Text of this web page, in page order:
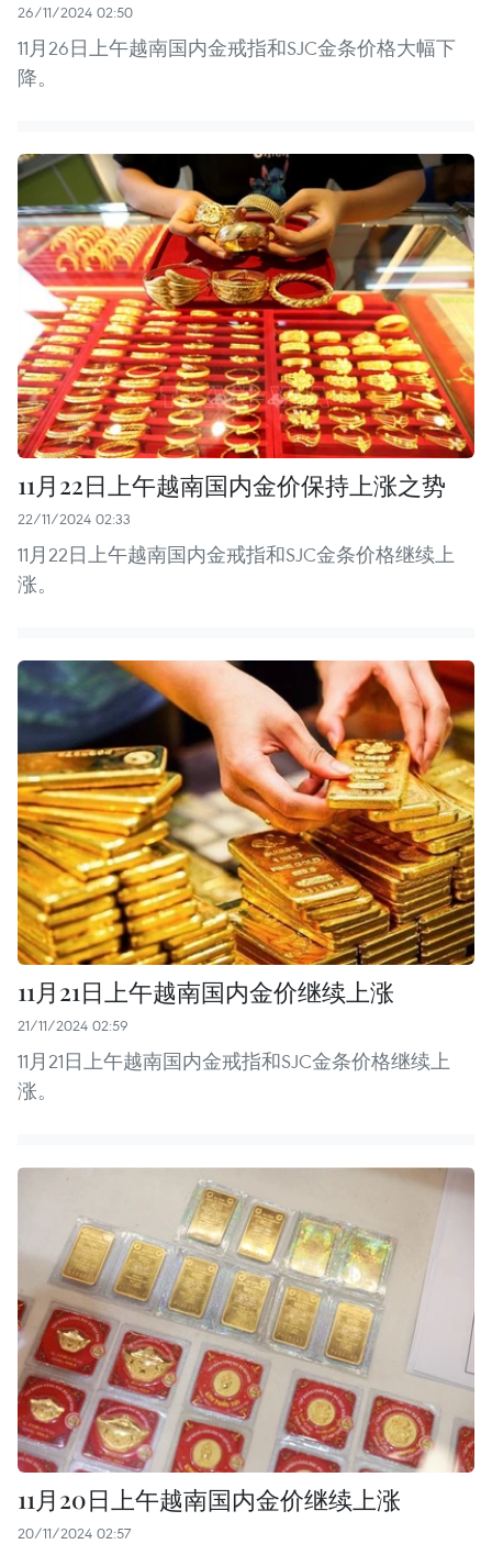
26/11/2024 02:50
11月26日上午越南国内金戒指和SJC金条价格大幅下
降。
11月22日上午越南国内金价保持上涨之势
22/11/2024 02:33
11月22日上午越南国内金戒指和SJC金条价格继续上
涨。
11月21日上午越南国内金价继续上涨
21/11/2024 02:59
11月21日上午越南国内金戒指和SJC金条价格继续上
涨。
11月20日上午越南国内金价继续上涨
20/11/2024 02:57